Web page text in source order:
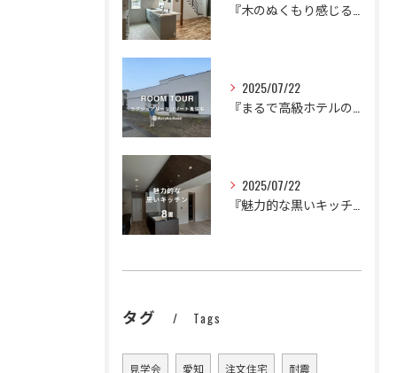
2025/07/22
2025/07/22
タグ Tags
見学会 愛知 注文住宅 耐震